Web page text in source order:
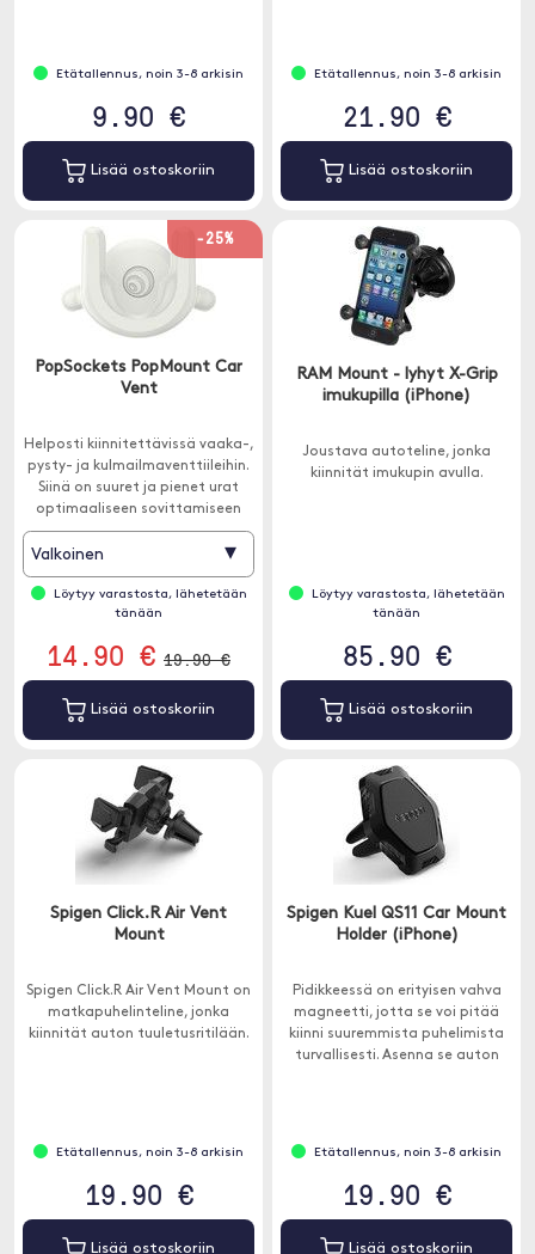
Etätallennus, noin 3-8 arkisin
9.90 €
Lisää ostoskoriin
Etätallennus, noin 3-8 arkisin
21.90 €
Lisää ostoskoriin
-25%
PopSockets PopMount Car
Vent
Helposti kiinnitettävissä vaaka-,
pysty- ja kulmailmaventtiileihin.
Siinä on suuret ja pienet urat
optimaaliseen sovittamiseen
useimpiin ilmaventtiileihin.
Valkoinen ▾
Löytyy varastosta, lähetetään
tänään
14.90 € 19.90 €
Lisää ostoskoriin
RAM Mount - lyhyt X-Grip
imukupilla (iPhone)
Joustava autoteline, jonka
kiinnität imukupin avulla.
Löytyy varastosta, lähetetään
tänään
85.90 €
Lisää ostoskoriin
Spigen Click.R Air Vent
Mount
Spigen Click.R Air Vent Mount on
matkapuhelinteline, jonka
kiinnität auton tuuletusritilään.
Etätallennus, noin 3-8 arkisin
19.90 €
Lisää ostoskoriin
Spigen Kuel QS11 Car Mount
Holder (iPhone)
Pidikkeessä on erityisen vahva
magneetti, jotta se voi pitää
kiinni suuremmista puhelimista
turvallisesti. Asenna se auton
Etätallennus, noin 3-8 arkisin
19.90 €
Lisää ostoskoriin